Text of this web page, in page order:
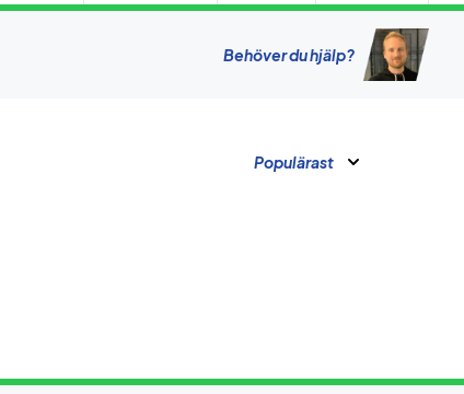
Behöver du hjälp?
Populärast